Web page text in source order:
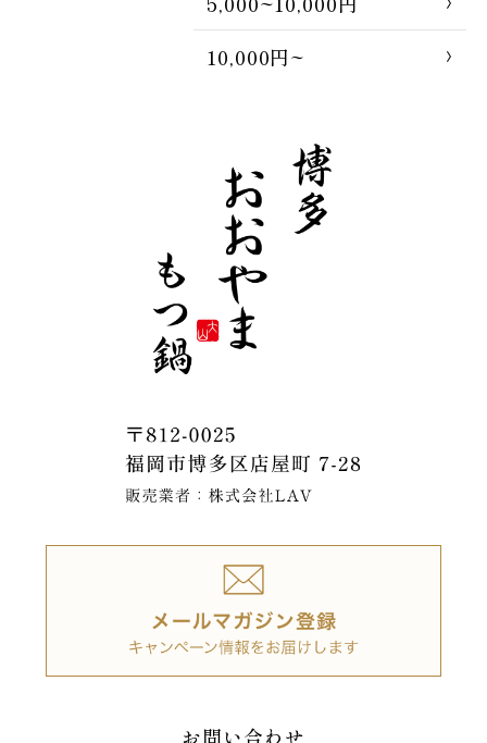
10,000円~
お問い合わせ